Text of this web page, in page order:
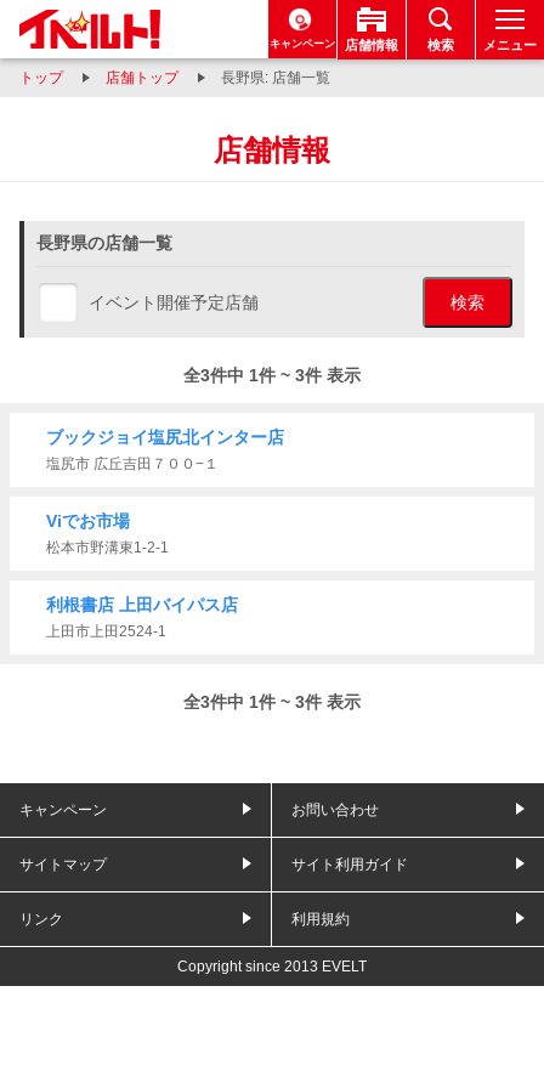
キャンペーン 店舗情報 検索 メニュー
トップ 店舗トップ 長野県: 店舗一覧
店舗情報
長野県の店舗一覧
イベント開催予定店舗 検索
全3件中 1件 ~ 3件 表示
ブックジョイ塩尻北インター店
塩尻市 広丘吉田７００−１
Viでお市場
松本市野溝東1-2-1
利根書店 上田バイパス店
上田市上田2524-1
全3件中 1件 ~ 3件 表示
キャンペーン お問い合わせ
サイトマップ サイト利用ガイド
リンク 利用規約
Copyright since 2013 EVELT